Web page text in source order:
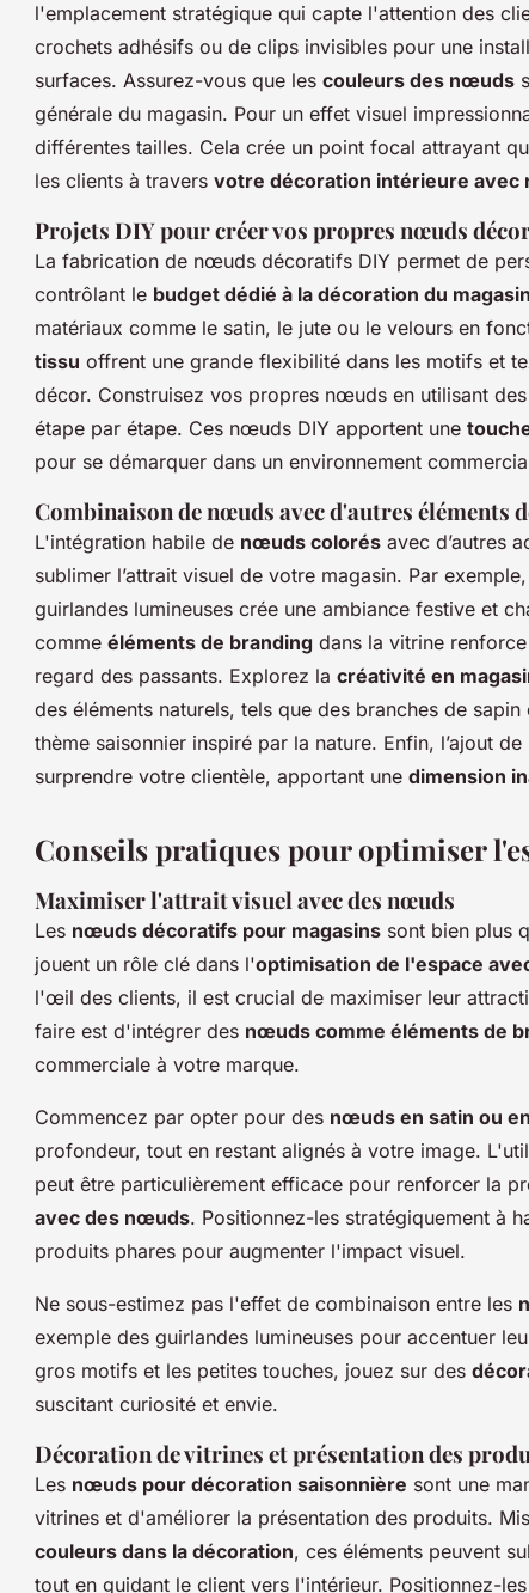
l'emplacement stratégique qui capte l'attention des
crochets adhésifs ou de clips invisibles pour une
surfaces. Assurez-vous que les couleurs des nœuds
générale du magasin. Pour un effet visuel
différentes tailles. Cela crée un point focal attrayant
les clients à travers votre décoration intérieure avec
Projets DIY pour créer vos propres nœuds
La fabrication de nœuds décoratifs DIY permet de
contrôlant le budget dédié à la décoration du magasin
matériaux comme le satin, le jute ou le velours en
tissu offrent une grande flexibilité dans les motifs et
décor. Construisez vos propres nœuds en utilisant
étape par étape. Ces nœuds DIY apportent une
pour se démarquer dans un environnement
Combinaison de nœuds avec d'autres éléments
L'intégration habile de nœuds colorés avec d’autres
sublimer l’attrait visuel de votre magasin. Par
guirlandes lumineuses crée une ambiance festive et
comme éléments de branding dans la vitrine
regard des passants. Explorez la créativité en
des éléments naturels, tels que des branches de
thème saisonnier inspiré par la nature. Enfin, l’ajout de
surprendre votre clientèle, apportant une dimension
Conseils pratiques pour optimiser
Maximiser l'attrait visuel avec des nœuds
Les nœuds décoratifs pour magasins sont bien plus
jouent un rôle clé dans l'optimisation de l'espace
l'œil des clients, il est crucial de maximiser leur
faire est d'intégrer des nœuds comme éléments de
commerciale à votre marque.
Commencez par opter pour des nœuds en satin ou
profondeur, tout en restant alignés à votre image.
peut être particulièrement efficace pour renforcer la
avec des nœuds. Positionnez-les stratégiquement à
produits phares pour augmenter l'impact visuel.
Ne sous-estimez pas l'effet de combinaison entre les
exemple des guirlandes lumineuses pour accentuer
gros motifs et les petites touches, jouez sur des
suscitant curiosité et envie.
Décoration de vitrines et présentation des
Les nœuds pour décoration saisonnière sont une
vitrines et d'améliorer la présentation des produits.
couleurs dans la décoration, ces éléments peuvent
tout en guidant le client vers l'intérieur. Positionnez-